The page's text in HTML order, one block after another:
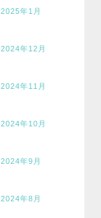
2025年1月
2024年12月
2024年11月
2024年10月
2024年9月
2024年8月